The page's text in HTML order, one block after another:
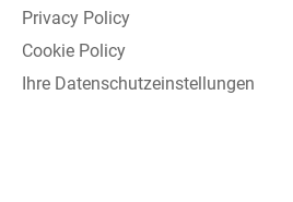
Privacy Policy
Cookie Policy
Ihre Datenschutzeinstellungen